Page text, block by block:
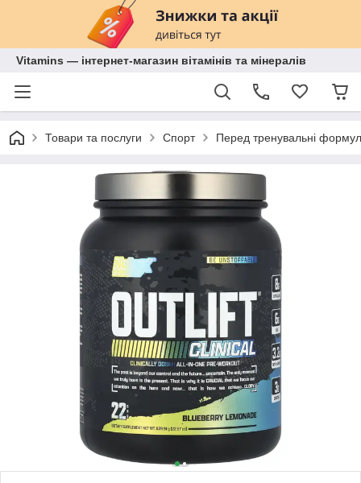
Vitamins — інтернет-магазин вітамінів та мінералів
Товари та послуги Спорт Перед тренувальні